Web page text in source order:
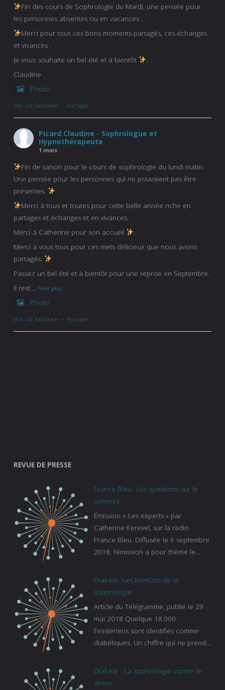
Fin des cours de Sophrologie du Mardi, une pensée pour
les personnes absentes ou en vacances .
Merci pour tous ces bons moments partagés, ces échanges
et vivances .
Je vous souhaite un bel été et à bientôt
Claudine
Photo
Voir sur Facebook · Partager
Picard Claudine - Sophrologue et
Hypnothérapeute
1 mois
Fin de saison pour le cours de sophrologie du lundi matin.
Une pensée pour les personnes qui ne pouvaient pas être
présentes.
Merci à tous et toutes pour cette belle année riche en
partages et échanges et en vivances.
Merci à Catherine pour son accueil
Merci à vous tous pour ces mets délicieux que nous avons
partagés.
Passez un bel été et à bientôt pour une reprise en Septembre.
Il rest
Voir plus
Photo
Voir sur Facebook · Partager
REVUE DE PRESSE
France Bleu. Vos questions sur le
sommeil
Émission « Les experts » par
Catherine Kerevel, sur la radio
France Bleu. Diffusée le 6 septembre
2018, l’émission a pour thème le
bleu :
https://www.francebleu.fr/emissions/l
sur-le-sommeil
Diabète. Les bienfaits de la
sophrologie
Article du Télégramme, publié le 29
mai 2018 Quelque 18.000
Finistériens sont identifiés comme
diabétiques. Un chiffre qui ne prend
s’ignorent. « C’est une pathologie qui
continue à augmenter, souligne
Diabète : La sophrologie contre le
stress